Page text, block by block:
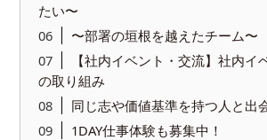
たい〜
〜部署の垣根を越えたチーム〜
【社内イベント・交流】社内イ
の取り組み
同じ志や価値基準を持つ人と出
1DAY仕事体験も募集中！